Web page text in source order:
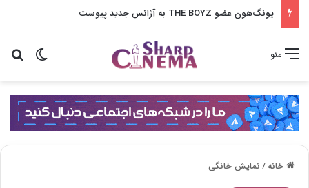
یونگ‌هون عضو THE BOYZ به آژانس جدید پیوست
تغییر منو
خانه/نمایش خانگی